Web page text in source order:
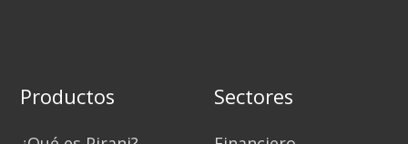
Productos Sectores